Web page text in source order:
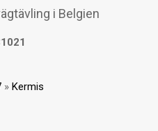
i Belgien
» Kermis